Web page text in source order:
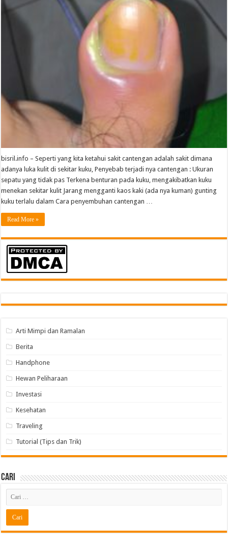
bisril.info – Seperti yang kita ketahui sakit cantengan adalah sakit dimana
adanya luka kulit di sekitar kuku, Penyebab terjadi nya cantengan : Ukuran
sepatu yang tidak pas Terkena benturan pada kuku, mengakibatkan kuku
menekan sekitar kulit Jarang mengganti kaos kaki (ada nya kuman) gunting
kuku terlalu dalam Cara penyembuhan cantengan …
Read More »
Arti Mimpi dan Ramalan
Berita
Handphone
Hewan Peliharaan
Investasi
Kesehatan
Traveling
Tutorial (Tips dan Trik)
Cari